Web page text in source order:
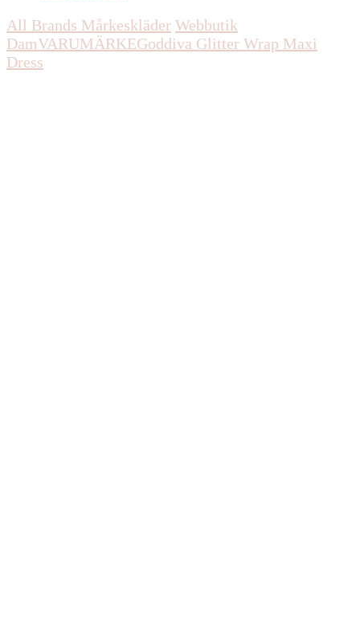
All Brands Mårkeskläder Webbutik
DamVARUMÄRKEGoddiva Glitter Wrap Maxi
Dress